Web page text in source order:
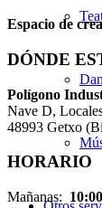
Espacio de
DÓNDE
Polígono
Nave D,
48993 Getxo
HORARIO
Mañanas: